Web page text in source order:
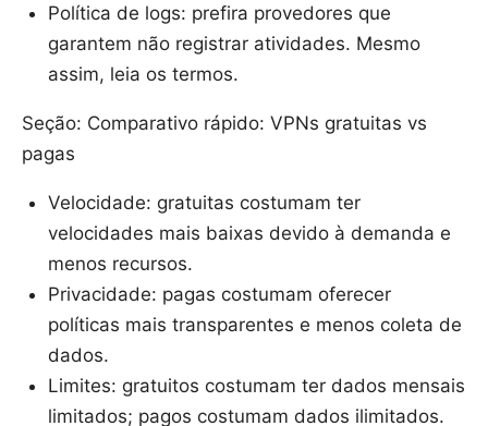
Política de logs: prefira provedores que
garantem não registrar atividades. Mesmo
assim, leia os termos.
Seção: Comparativo rápido: VPNs gratuitas vs
pagas
Velocidade: gratuitas costumam ter
velocidades mais baixas devido à demanda e
menos recursos.
Privacidade: pagas costumam oferecer
políticas mais transparentes e menos coleta de
dados.
Limites: gratuitos costumam ter dados mensais
limitados; pagos costumam dados ilimitados.